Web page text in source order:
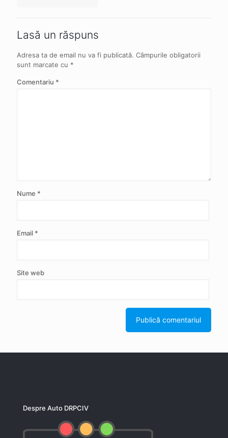
Lasă un răspuns
Adresa ta de email nu va fi publicată. Câmpurile obligatorii
sunt marcate cu *
Comentariu *
Nume *
Email *
Site web
Despre Auto DRPCIV